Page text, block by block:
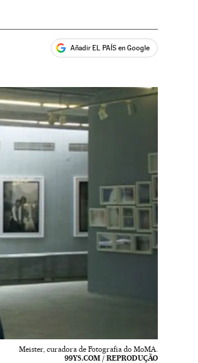
Añadir EL PAÍS en Google
Meister, curadora de Fotografia do MoMA.
99YS.COM / REPRODUÇÃO